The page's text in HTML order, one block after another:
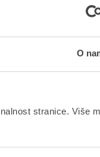
O
stranice. Više